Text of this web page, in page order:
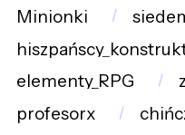
Minionki
elementy_RPG
profesorx